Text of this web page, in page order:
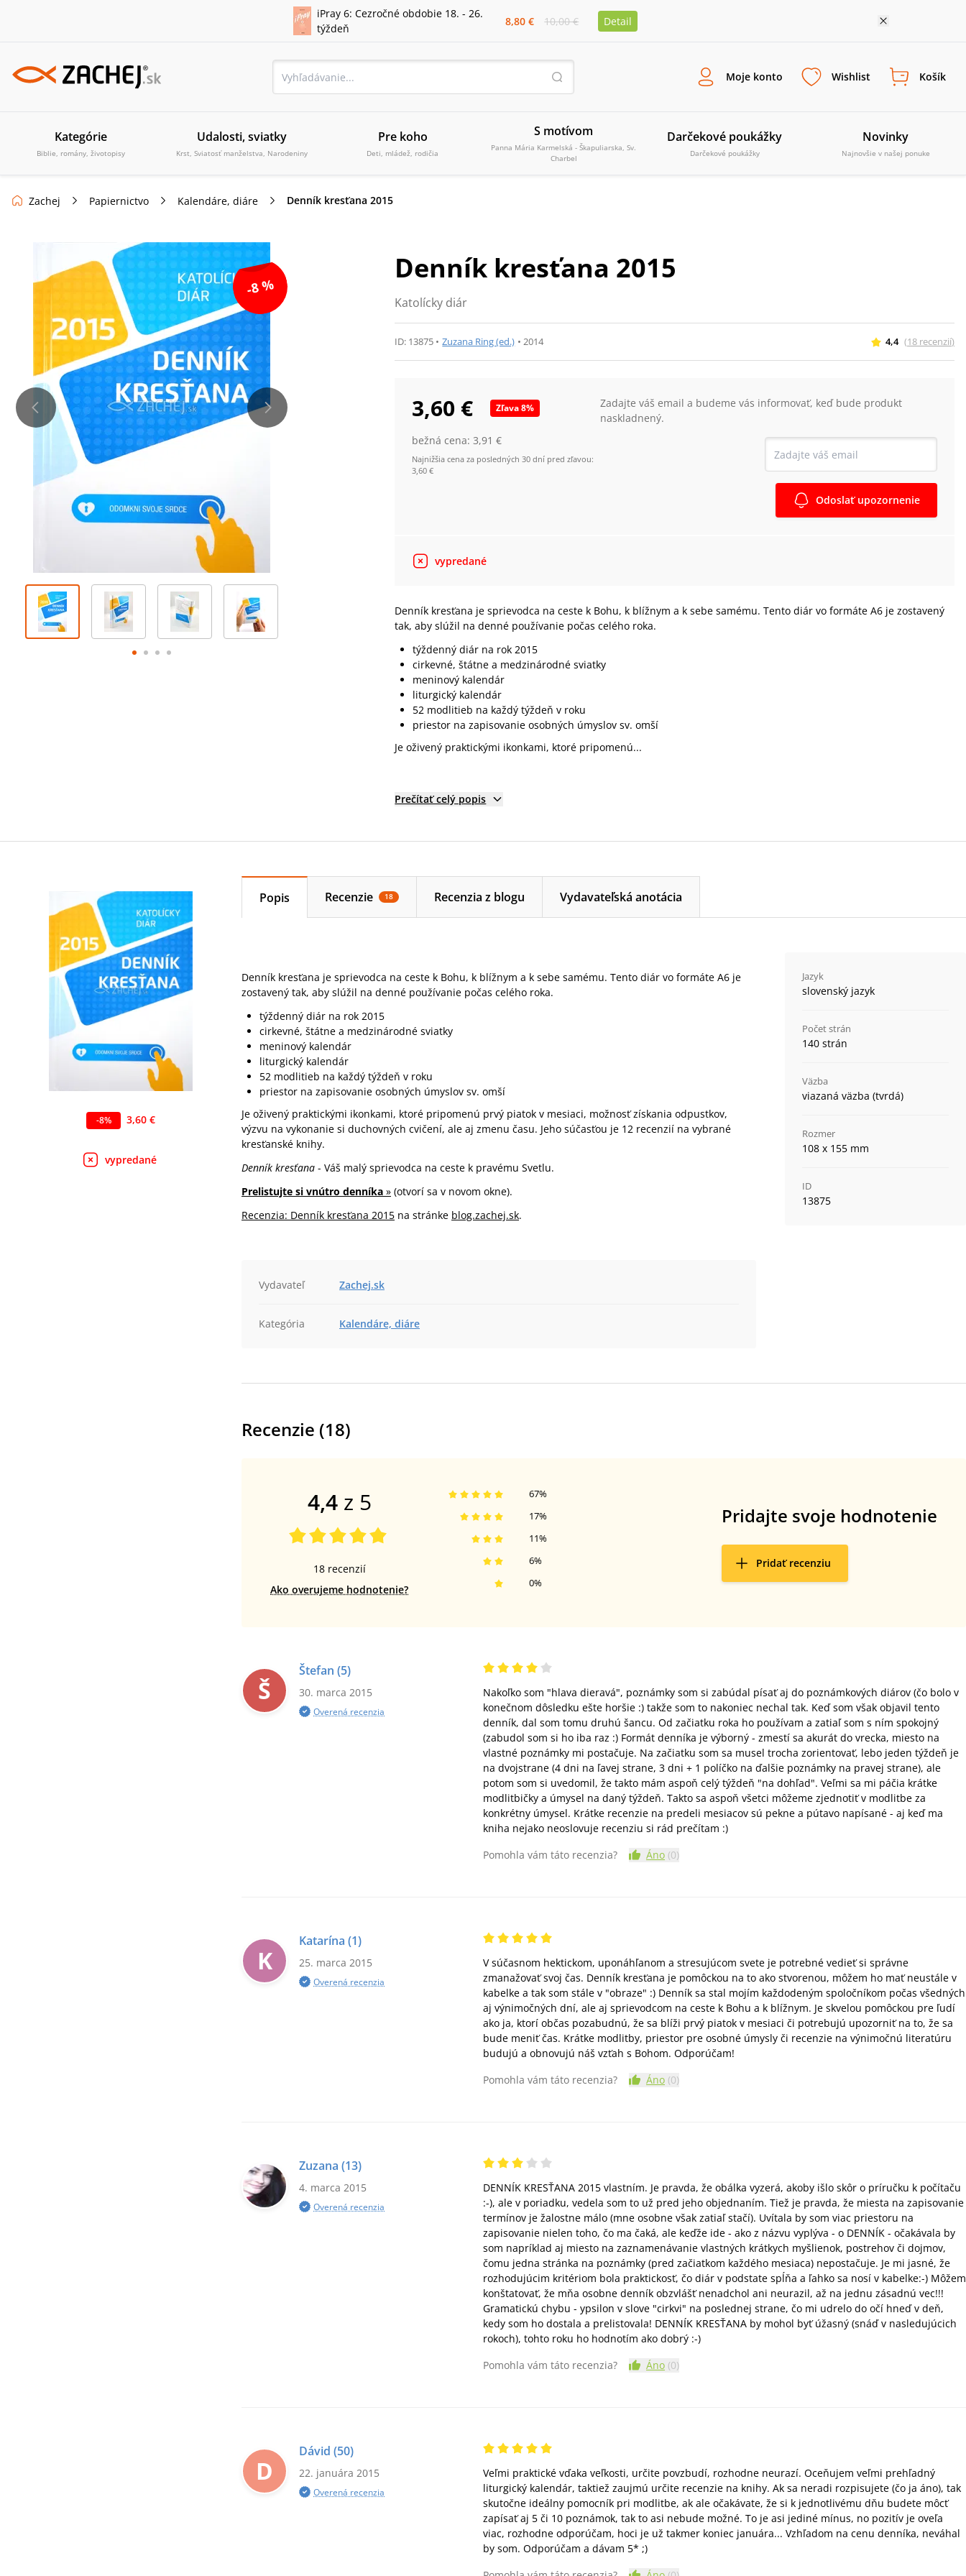
iPray 6: Cezročné obdobie 18. - 26.
týždeň
8,80 € 10,00 € Detail
Moje konto Wishlist Košík
Kategórie
Biblie, romány, životopisy
Udalosti, sviatky
Krst, Sviatosť manželstva, Narodeniny
Pre koho
Deti, mládež, rodičia
S motívom
Panna Mária Karmelská - Škapuliarska, Sv.
Charbel
Darčekové poukážky
Darčekové poukážky
Novinky
Najnovšie v našej ponuke
Zachej Papiernictvo Kalendáre, diáre Denník kresťana 2015
-8 %
Denník kresťana 2015
Katolícky diár
ID: 13875 • Zuzana Ring (ed.) •2014 4,4 (18 recenzií)
3,60 € Zľava8%
bežná cena:3,91 €
Najnižšia cena za posledných 30 dní pred zľavou:
3,60 €
Zadajte váš email a budeme vás informovať, keď bude produkt
naskladnený.
Odoslať upozornenie
vypredané
Denník kresťana je sprievodca na ceste k Bohu, k blížnym a k sebe samému. Tento diár vo formáte A6 je zostavený
tak, aby slúžil na denné používanie počas celého roka.
týždenný diár na rok 2015
cirkevné, štátne a medzinárodné sviatky
meninový kalendár
liturgický kalendár
52 modlitieb na každý týždeň v roku
priestor na zapisovanie osobných úmyslov sv. omší
Je oživený praktickými ikonkami, ktoré pripomenú...
Prečítať celý popis
-8% 3,60 €
vypredané
Popis Recenzie 18 Recenzia z blogu Vydavateľská anotácia
Denník kresťana je sprievodca na ceste k Bohu, k blížnym a k sebe samému. Tento diár vo formáte A6 je
zostavený tak, aby slúžil na denné používanie počas celého roka.
týždenný diár na rok 2015
cirkevné, štátne a medzinárodné sviatky
meninový kalendár
liturgický kalendár
52 modlitieb na každý týždeň v roku
priestor na zapisovanie osobných úmyslov sv. omší
Je oživený praktickými ikonkami, ktoré pripomenú prvý piatok v mesiaci, možnosť získania odpustkov,
výzvu na vykonanie si duchovných cvičení, ale aj zmenu času. Jeho súčasťou je 12 recenzií na vybrané
kresťanské knihy.
Denník kresťana - Váš malý sprievodca na ceste k pravému Svetlu.
Prelistujte si vnútro denníka » (otvorí sa v novom okne).
Recenzia: Denník kresťana 2015 na stránke blog.zachej.sk.
Vydavateľ Zachej.sk
Kategória Kalendáre, diáre
Jazyk
slovenský jazyk
Počet strán
140 strán
Väzba
viazaná väzba (tvrdá)
Rozmer
108 x 155 mm
ID
13875
Recenzie (18)
4,4 z 5
18 recenzií
Ako overujeme hodnotenie?
0%
6%
11%
17%
67%
Pridajte svoje hodnotenie
Pridať recenziu
Š
Štefan (5)
30. marca 2015
Overená recenzia
Nakoľko som "hlava dieravá", poznámky som si zabúdal písať aj do poznámkových diárov (čo bolo v
konečnom dôsledku ešte horšie :) takže som to nakoniec nechal tak. Keď som však objavil tento
denník, dal som tomu druhú šancu. Od začiatku roka ho používam a zatiaľ som s ním spokojný
(zabudol som si ho iba raz :) Formát denníka je výborný - zmestí sa akurát do vrecka, miesto na
vlastné poznámky mi postačuje. Na začiatku som sa musel trocha zorientovať, lebo jeden týždeň je
na dvojstrane (4 dni na ľavej strane, 3 dni + 1 políčko na ďalšie poznámky na pravej strane), ale
potom som si uvedomil, že takto mám aspoň celý týždeň "na dohľad". Veľmi sa mi páčia krátke
modlitbičky a úmysel na daný týždeň. Takto sa aspoň všetci môžeme zjednotiť v modlitbe za
konkrétny úmysel. Krátke recenzie na predeli mesiacov sú pekne a pútavo napísané - aj keď ma
kniha nejako neoslovuje recenziu si rád prečítam :)
Pomohla vám táto recenzia?
Áno (0)
K
Katarína (1)
25. marca 2015
Overená recenzia
V súčasnom hektickom, uponáhľanom a stresujúcom svete je potrebné vedieť si správne
zmanažovať svoj čas. Denník kresťana je pomôckou na to ako stvorenou, môžem ho mať neustále v
kabelke a tak som stále v "obraze" :) Denník sa stal mojím každodeným spoločníkom počas všedných
aj výnimočných dní, ale aj sprievodcom na ceste k Bohu a k blížnym. Je skvelou pomôckou pre ľudí
ako ja, ktorí občas pozabudnú, že sa blíži prvý piatok v mesiaci či potrebujú upozorniť na to, že sa
bude meniť čas. Krátke modlitby, priestor pre osobné úmysly či recenzie na výnimočnú literatúru
budujú a obnovujú náš vzťah s Bohom. Odporúčam!
Pomohla vám táto recenzia?
Áno (0)
Zuzana (13)
4. marca 2015
Overená recenzia
DENNÍK KRESŤANA 2015 vlastním. Je pravda, že obálka vyzerá, akoby išlo skôr o príručku k počítaču
:-), ale v poriadku, vedela som to už pred jeho objednaním. Tiež je pravda, že miesta na zapisovanie
termínov je žalostne málo (mne osobne však zatiaľ stačí). Uvítala by som viac priestoru na
zapisovanie nielen toho, čo ma čaká, ale keďže ide - ako z názvu vyplýva - o DENNÍK - očakávala by
som napríklad aj miesto na zaznamenávanie vlastných krátkych myšlienok, postrehov či dojmov,
čomu jedna stránka na poznámky (pred začiatkom každého mesiaca) nepostačuje. Je mi jasné, že
rozhodujúcim kritériom bola praktickosť, čo diár v podstate spĺňa a ľahko sa nosí v kabelke:-) Môžem
konštatovať, že mňa osobne denník obzvlášť nenadchol ani neurazil, až na jednu zásadnú vec!!!
Gramatickú chybu - ypsilon v slove "cirkvi" na poslednej strane, čo mi udrelo do očí hneď v deň,
kedy som ho dostala a prelistovala! DENNÍK KRESŤANA by mohol byť úžasný (snáď v nasledujúcich
rokoch), tohto roku ho hodnotím ako dobrý :-)
Pomohla vám táto recenzia?
Áno (0)
D
Dávid (50)
22. januára 2015
Overená recenzia
Veľmi praktické vďaka veľkosti, určite povzbudí, rozhodne neurazí. Oceňujem veľmi prehľadný
liturgický kalendár, taktiež zaujmú určite recenzie na knihy. Ak sa neradi rozpisujete (čo ja áno), tak
skutočne ideálny pomocník pri modlitbe, ak ale očakávate, že si k jednotlivému dňu budete môcť
zapísať aj 5 či 10 poznámok, tak to asi nebude možné. To je asi jediné mínus, no pozitív je oveľa
viac, rozhodne odporúčam, hoci je už takmer koniec januára... Vzhľadom na cenu denníka, neváhal
by som. Odporúčam a dávam 5* ;)